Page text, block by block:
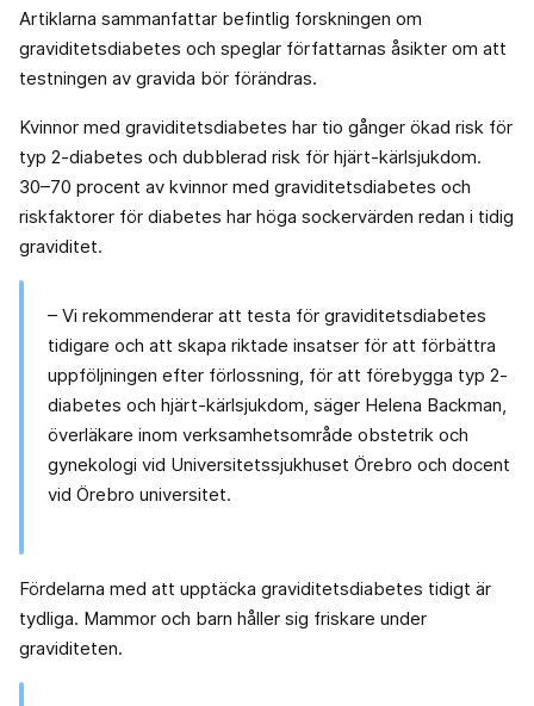
Artiklarna sammanfattar befintlig forskningen om
graviditetsdiabetes och speglar författarnas åsikter om att
testningen av gravida bör förändras.
Kvinnor med graviditetsdiabetes har tio gånger ökad risk för
typ 2-diabetes och dubblerad risk för hjärt-kärlsjukdom.
30–70 procent av kvinnor med graviditetsdiabetes och
riskfaktorer för diabetes har höga sockervärden redan i tidig
graviditet.
– Vi rekommenderar att testa för graviditetsdiabetes
tidigare och att skapa riktade insatser för att förbättra
uppföljningen efter förlossning, för att förebygga typ 2-
diabetes och hjärt-kärlsjukdom, säger Helena Backman,
överläkare inom verksamhetsområde obstetrik och
gynekologi vid Universitetssjukhuset Örebro och docent
vid Örebro universitet.
Fördelarna med att upptäcka graviditetsdiabetes tidigt är
tydliga. Mammor och barn håller sig friskare under
graviditeten.